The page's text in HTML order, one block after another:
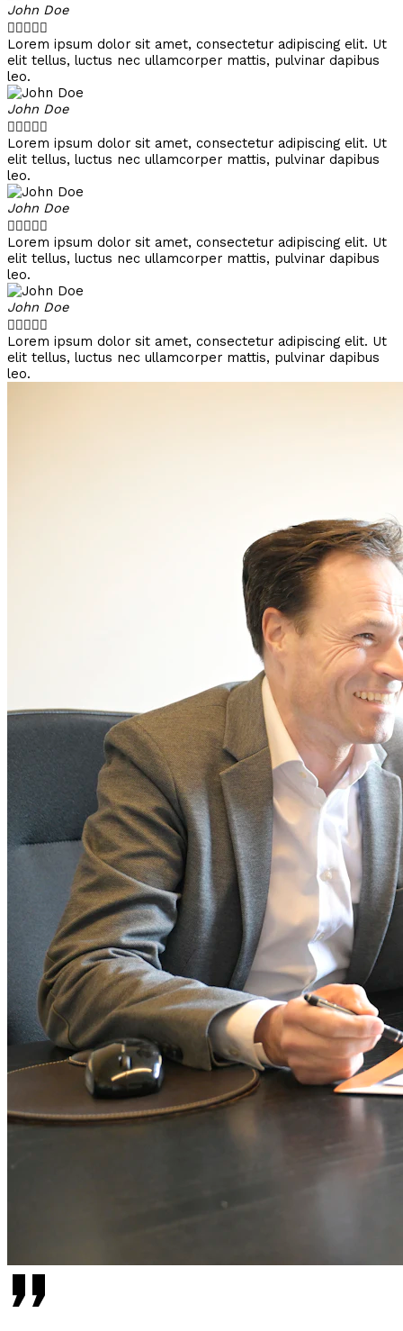
John Doe

Lorem ipsum dolor sit amet, consectetur adipiscing elit. Ut
elit tellus, luctus nec ullamcorper mattis, pulvinar dapibus
leo.
John Doe

Lorem ipsum dolor sit amet, consectetur adipiscing elit. Ut
elit tellus, luctus nec ullamcorper mattis, pulvinar dapibus
leo.
John Doe

Lorem ipsum dolor sit amet, consectetur adipiscing elit. Ut
elit tellus, luctus nec ullamcorper mattis, pulvinar dapibus
leo.
John Doe

Lorem ipsum dolor sit amet, consectetur adipiscing elit. Ut
elit tellus, luctus nec ullamcorper mattis, pulvinar dapibus
leo.